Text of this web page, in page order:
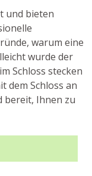
und bieten
warum eine
wurde der
Schloss stecken
dem Schloss an
bereit, Ihnen zu